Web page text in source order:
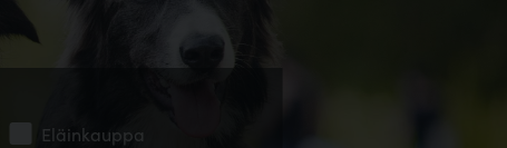
Eläinkauppa